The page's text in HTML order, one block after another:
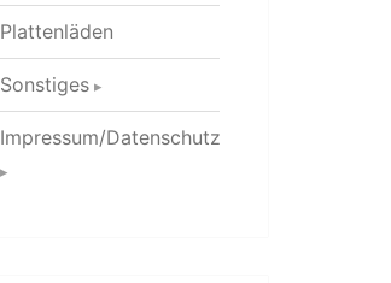
Plattenläden
Sonstiges
Impressum/Datenschutz